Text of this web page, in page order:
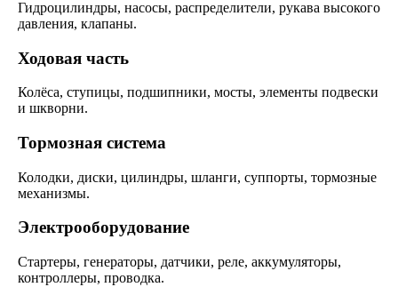
Гидроцилиндры, насосы, распределители, рукава высокого
давления, клапаны.
Ходовая часть
Колёса, ступицы, подшипники, мосты, элементы подвески
и шкворни.
Тормозная система
Колодки, диски, цилиндры, шланги, суппорты, тормозные
механизмы.
Электрооборудование
Стартеры, генераторы, датчики, реле, аккумуляторы,
контроллеры, проводка.